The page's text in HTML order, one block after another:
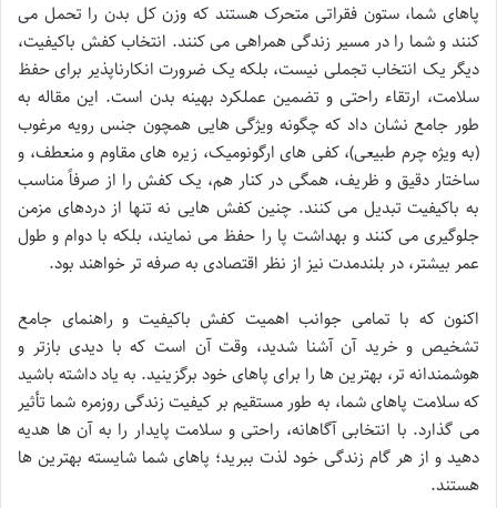
پاهای شما، ستون فقراتی متحرک هستند که وزن کل بدن را تحمل می
کنند و شما را در مسیر زندگی همراهی می کنند. انتخاب کفش باکیفیت،
دیگر یک انتخاب تجملی نیست، بلکه یک ضرورت انکارناپذیر برای حفظ
سلامت، ارتقاء راحتی و تضمین عملکرد بهینه بدن است. این مقاله به
طور جامع نشان داد که چگونه ویژگی هایی همچون جنس رویه مرغوب
(به ویژه چرم طبیعی)، کفی های ارگونومیک، زیره های مقاوم و منعطف، و
ساختار دقیق و ظریف، همگی در کنار هم، یک کفش را از صرفاً مناسب
به باکیفیت تبدیل می کنند. چنین کفش هایی نه تنها از دردهای مزمن
جلوگیری می کنند و بهداشت پا را حفظ می نمایند، بلکه با دوام و طول
عمر بیشتر، در بلندمدت نیز از نظر اقتصادی به صرفه تر خواهند بود.
اکنون که با تمامی جوانب اهمیت کفش باکیفیت و راهنمای جامع
تشخیص و خرید آن آشنا شدید، وقت آن است که با دیدی بازتر و
هوشمندانه تر، بهترین ها را برای پاهای خود برگزینید. به یاد داشته باشید
که سلامت پاهای شما، به طور مستقیم بر کیفیت زندگی روزمره شما تأثیر
می گذارد. با انتخابی آگاهانه، راحتی و سلامت پایدار را به آن ها هدیه
دهید و از هر گام زندگی خود لذت ببرید؛ پاهای شما شایسته بهترین ها
هستند.